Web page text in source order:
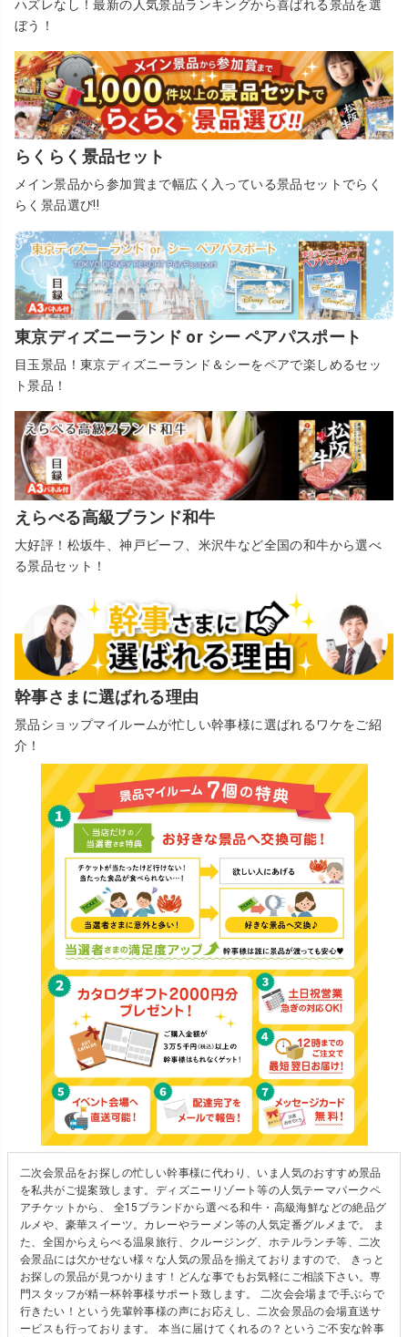
ハズレなし！最新の人気景品ランキングから喜ばれる景品を選
ぼう！
らくらく景品セット
メイン景品から参加賞まで幅広く入っている景品セットでらく
らく景品選び!!
東京ディズニーランド or シー ペアパスポート
目玉景品！東京ディズニーランド＆シーをペアで楽しめるセッ
ト景品！
えらべる高級ブランド和牛
大好評！松坂牛、神戸ビーフ、米沢牛など全国の和牛から選べ
る景品セット！
幹事さまに選ばれる理由
景品ショップマイルームが忙しい幹事様に選ばれるワケをご紹
介！
二次会景品をお探しの忙しい幹事様に代わり、いま人気のおすすめ景品
を私共がご提案致します。ディズニーリゾート等の人気テーマパークペ
アチケットから、 全15ブランドから選べる和牛・高級海鮮などの絶品グ
ルメや、豪華スイーツ。カレーやラーメン等の人気定番グルメまで。 ま
た、全国からえらべる温泉旅行、クルージング、ホテルランチ等、二次
会景品には欠かせない様々な人気の景品を揃えておりますので、 きっと
お探しの景品が見つかります！どんな事でもお気軽にご相談下さい。専
門スタッフが精一杯幹事様サポート致します。 二次会会場まで手ぶらで
行きたい！という先輩幹事様の声にお応えし、二次会景品の会場直送サ
ービスも行っております。 本当に届けてくれるの？というご不安な幹事